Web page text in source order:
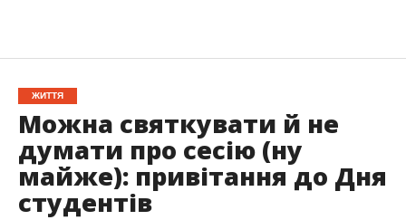
ЖИТТЯ
Можна святкувати й не
думати про сесію (ну
майже): привітання до Дня
студентів